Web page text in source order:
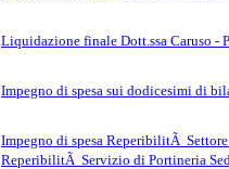
Liquidazione finale Dott.ssa Caruso -
Impegno di spesa sui dodicesimi di
Impegno di spesa ReperibilitÃ
ReperibilitÃ Servizio di Portineria